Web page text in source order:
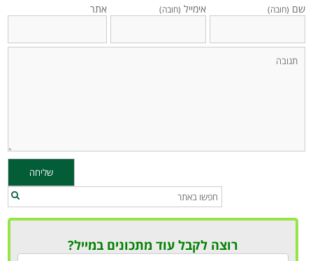
שם (חובה) אימייל (חובה) אתר
רוצה לקבל עוד מתכונים במייל?